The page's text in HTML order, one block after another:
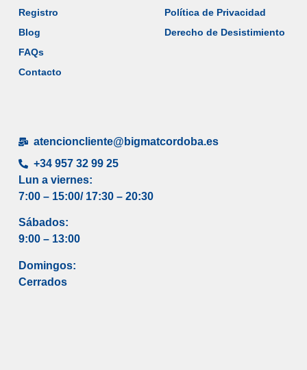
Registro
Blog
FAQs
Contacto
Política de Privacidad
Derecho de Desistimiento
atencioncliente@bigmatcordoba.es
+34 957 32 99 25
Lun a viernes:
7:00 – 15:00/ 17:30 – 20:30
Sábados:
9:00 – 13:00
Domingos:
Cerrados